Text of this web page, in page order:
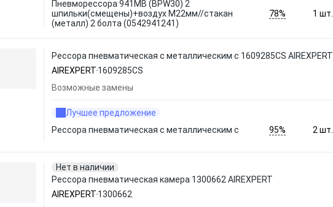
Пневморессора 941MB (BPW30) 2
шпильки(смещены)+воздух М22мм//стакан
(металл) 2 болта (0542941241)
78% 1шт.
Рессора пневматическая c металлическим с 1609285CS AIREXPERT
AIREXPERT 1609285CS
Возможные замены
Лучшее предложение
Рессора пневматическая c металлическим с
95% 2шт.
Нет в наличии
Рессора пневматическая камера 1300662 AIREXPERT
AIREXPERT 1300662